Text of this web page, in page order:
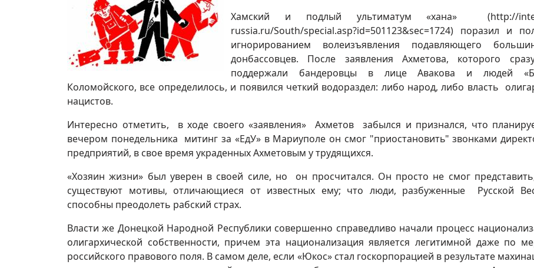
Хамский и подлый ультиматум «хана» (http://
russia.ru/South/special.asp?id=501123&sec=1724) поразил и
игнорированием волеизъявления подавляющего
донбассовцев. После заявления Ахметова, которого
поддержали бандеровцы в лице Авакова и людей
Коломойского, все определилось, и появился четкий водораздел: либо народ, либо власть
нацистов.
Интересно отметить, в ходе своего «заявления» Ахметов забылся и признался, что
вечером понедельника митинг за «ЕдУ» в Мариуполе он смог "приостановить" звонками
предприятий, в свое время украденных Ахметовым у трудящихся.
«Хозяин жизни» был уверен в своей силе, но он просчитался. Он просто не смог
существуют мотивы, отличающиеся от известных ему; что люди, разбуженные Русской
способны преодолеть рабский страх.
Власти же Донецкой Народной Республики совершенно справедливо начали процесс
олигархической собственности, причем эта национализация является легитимной даже по
российского правового поля. В самом деле, если «Юкос» стал госкорпорацией в результате